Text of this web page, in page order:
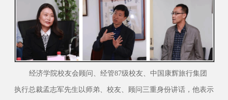
经济学院校友会顾问、经管87级校友、中国康辉旅行集团
执行总裁孟志军先生以师弟、校友、顾问三重身份讲话，他表示